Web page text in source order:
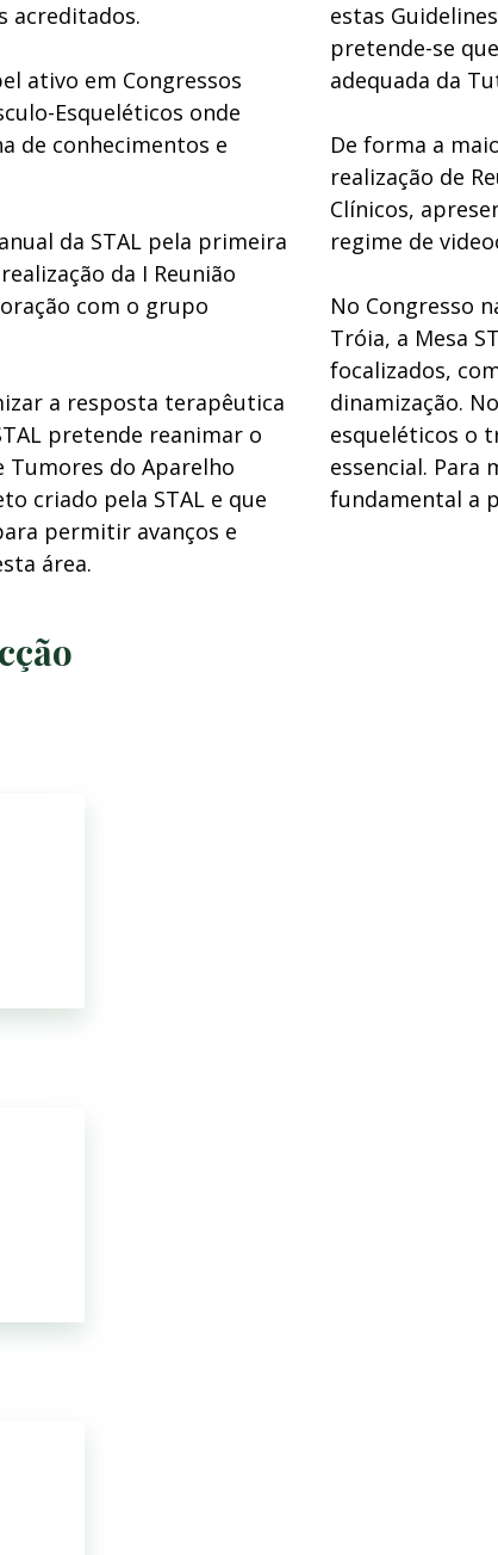
acreditados.
ativo em Congressos
Esqueléticos onde
de conhecimentos e
da STAL pela primeira
da I Reunião
com o grupo
a resposta terapêutica
pretende reanimar o
Tumores do Aparelho
criado pela STAL e que
permitir avanços e
área.
estas
pretende-se
adequada da
De forma a
realização de
Clínicos,
regime de
No Congresso
Tróia, a Mesa
focalizados,
dinamização.
esqueléticos o
essencial. Para
fundamental a